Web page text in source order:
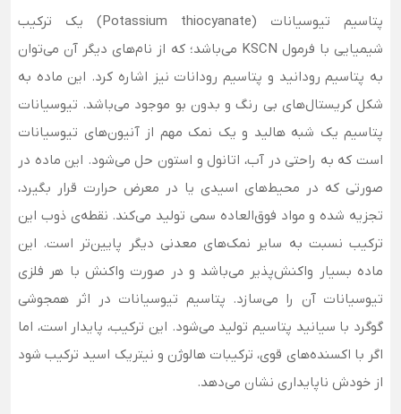
پتاسیم تیوسیانات (Potassium thiocyanate) یک ترکیب
شیمیایی با فرمول KSCN می‌باشد؛ که از نام‌های دیگر آن می‌توان
به پتاسیم رودانید و پتاسیم رودانات نیز اشاره کرد. این ماده به
شکل کریستال‌های بی رنگ و بدون بو موجود می‌باشد. تیوسیانات
پتاسیم یک شبه هالید و یک نمک مهم از آنیون‌های تیوسیانات
است که به راحتی در آب، اتانول و استون حل می‌شود. این ماده در
صورتی که در محیط‌های اسیدی یا در معرض حرارت قرار بگیرد،
تجزیه شده و مواد فوق‌العاده سمی تولید می‌کند. نقطه‌ی ذوب این
ترکیب نسبت به سایر نمک‌های معدنی دیگر پایین‌تر است. این
ماده بسیار واکنش‌پذیر می‌باشد و در صورت واکنش با هر فلزی
تیوسیانات آن را می‌سازد. پتاسیم تیوسیانات در اثر همجوشی
گوگرد با سیانید پتاسیم تولید می‌شود. این ترکیب، پایدار است، اما
اگر با اکسنده‌های قوی، ترکیبات هالوژن‌ و نیتریک اسید ترکیب شود
از خودش ناپایداری نشان می‌دهد.